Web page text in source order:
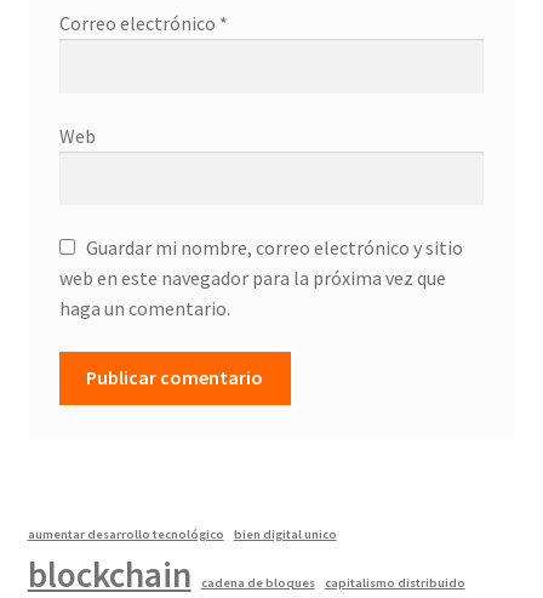
Correo electrónico *
Web
Guardar mi nombre, correo electrónico y sitio
web en este navegador para la próxima vez que
haga un comentario.
aumentar desarrollo tecnológico bien digital unico
blockchain cadena de bloques capitalismo distribuido